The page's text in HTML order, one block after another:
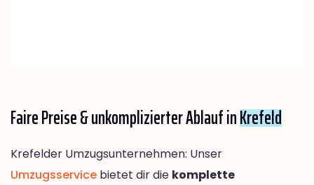
Faire Preise & unkomplizierter Ablauf inKrefeld
Krefelder Umzugsunternehmen: Unser
Umzugsservice bietet dir die komplette